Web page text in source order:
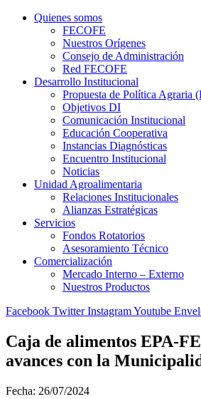
Quienes somos
FECOFE
Nuestros Orígenes
Consejo de Administración
Red FECOFE
Desarrollo Institucional
Propuesta de Política Agraria
Objetivos DI
Comunicación Institucional
Educación Cooperativa
Instancias Diagnósticas
Encuentro Institucional
Noticias
Unidad Agroalimentaria
Relaciones Institucionales
Alianzas Estratégicas
Servicios
Fondos Rotatorios
Asesoramiento Técnico
Comercialización
Mercado Interno – Externo
Nuestros Productos
Facebook Twitter InstagramYoutube
Caja de alimentos EPA-
avances con la
Fecha: 26/07/2024